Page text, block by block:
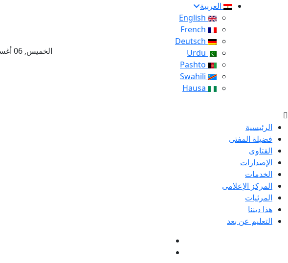
العربية
الخميس, 06 أغسطس 2026 – 23 صفر 1448 هـ
الرئيسية
فضيلة المفتى
الفتاوى
الإصدارات
الخدمات
المركز الإعلامى
المرئيات
هذا ديننا
التعليم عن بعد